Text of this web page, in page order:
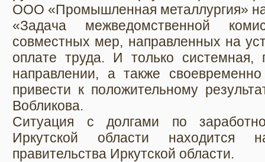
ООО «Промышленная металлургия»
«Задача межведомственной
совместных мер, направленных на
оплате труда. И только системная,
направлении, а также
привести к положительному
Вобликова.
Ситуация с долгами по
Иркутской области находится
правительства Иркутской области.